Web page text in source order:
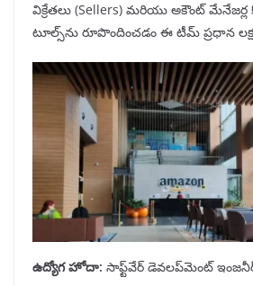
విక్రేతలు (Sellers) మరియు అకౌంట్
టూల్స్‌ను రూపొందించడం ఈ టీమ్ ప్రధాన
ఉద్యోగ హోదా: సాఫ్ట్‌వేర్ డెవలప్‌మెంట్ ఇంజనీర్